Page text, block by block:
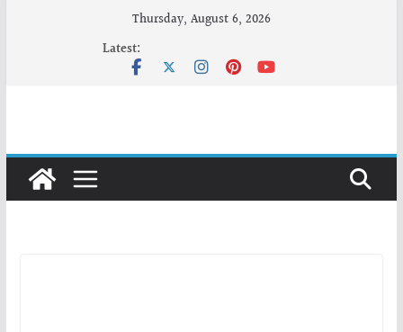
Thursday, August 6, 2026
Latest: